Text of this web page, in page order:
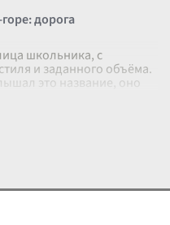
дорога
школьника, с
и заданного объёма.
это название, оно